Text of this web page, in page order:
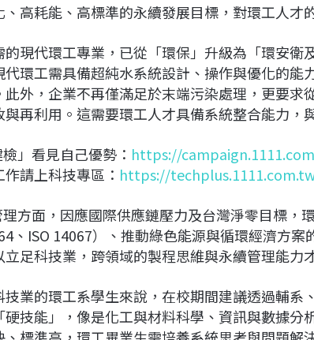
、高耗能、高標準的永續發展目標，對環工人才
的現代環工專業，已從「環保」升級為「環安衛
代環工需具備超純水系統設計、操作與優化的能
此外，企業不再僅滿足於末端污染處理，更要求
再利用。這需要環工人才具備系統整合能力，
檢」看見自己優勢： https://
請上科技專區： https://
理方面，因應國際供應鏈壓力及台灣淨零目標，
、ISO 14067）、推動綠色能源與循環經濟方
立足科技業，跨領域的製程思維與永續管理能力
技業的環工系學生來說，在校期間建議透過輔系
硬技能」，像是化工與材料科學、資訊與數據分